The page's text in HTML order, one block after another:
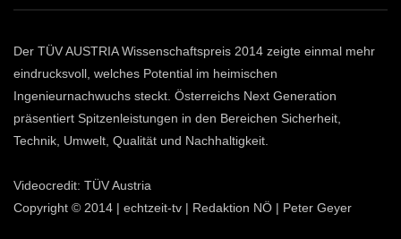
Der TÜV AUSTRIA Wissenschaftspreis 2014 zeigte einmal mehr
eindrucksvoll, welches Potential im heimischen
Ingenieurnachwuchs steckt. Österreichs Next Generation
präsentiert Spitzenleistungen in den Bereichen Sicherheit,
Technik, Umwelt, Qualität und Nachhaltigkeit.
Videocredit: TÜV Austria
Copyright © 2014 | echtzeit-tv | Redaktion NÖ | Peter Geyer